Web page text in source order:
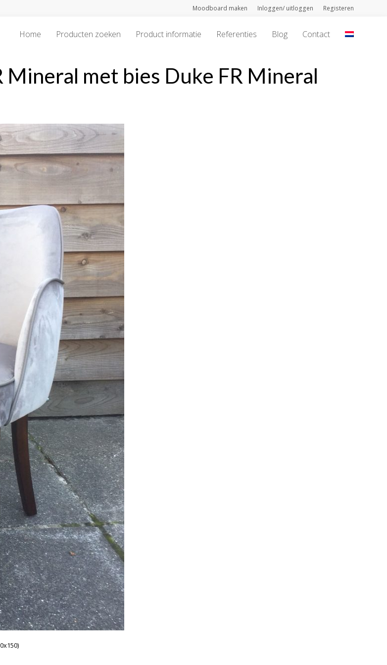
Moodboard maken Inloggen/ uitloggen Registeren
Home Producten zoeken Product informatie Referenties Blog Contact
Mineral met bies Duke FR Mineral